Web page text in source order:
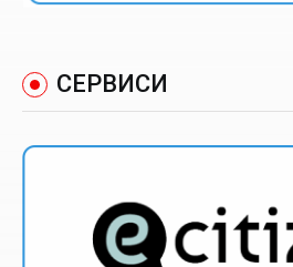
СЕРВИСИ